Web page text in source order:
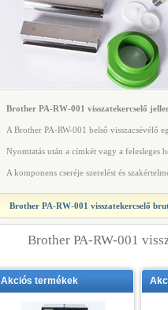
Brother PA-RW-001 visszatekercselő
A Brother PA-RW-001 belső visszacsévélő
Nyomtatás után a címkét vagy a felesleges
A komponens cseréje szerelést és
Brother PA-RW-001 visszatekercselő
Brother PA-RW-001
Akciós termékek